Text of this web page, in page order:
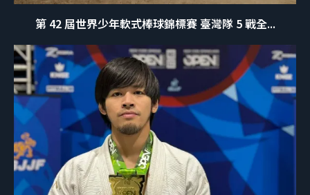
第 42 屆世界少年軟式棒球錦標賽 臺灣隊 5 戰全...